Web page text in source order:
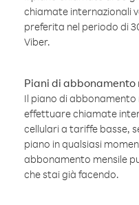
chiamate internazionali
preferita nel periodo di
Viber.
Piani di abbonamento
Il piano di
effettuare chiamate
cellulari a tariffe basse,
piano in qualsiasi
abbonamento mensile
che stai già facendo.